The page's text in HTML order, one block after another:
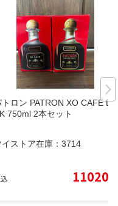
トロン PATRON XO CAFE DA
750ml 2本セット
イストア在庫： 3714
11020